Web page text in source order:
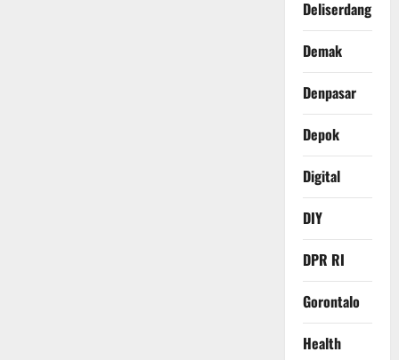
Deliserdang
Demak
Denpasar
Depok
Digital
DIY
DPR RI
Gorontalo
Health